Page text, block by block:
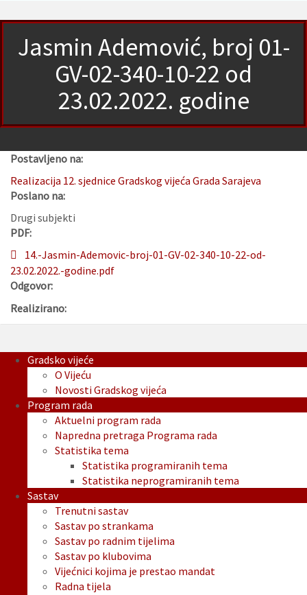
Jasmin Ademović, broj 01-
GV-02-340-10-22 od
23.02.2022. godine
Postavljeno na:
Realizacija 12. sjednice Gradskog vijeća Grada Sarajeva
Poslano na:
Drugi subjekti
PDF:
14.-Jasmin-Ademovic-broj-01-GV-02-340-10-22-od-
23.02.2022.-godine.pdf
Odgovor:
Realizirano:
Gradsko vijeće
O Vijeću
Novosti Gradskog vijeća
Program rada
Aktuelni program rada
Napredna pretraga Programa rada
Statistika tema
Statistika programiranih tema
Statistika neprogramiranih tema
Sastav
Trenutni sastav
Sastav po strankama
Sastav po radnim tijelima
Sastav po klubovima
Vijećnici kojima je prestao mandat
Radna tijela